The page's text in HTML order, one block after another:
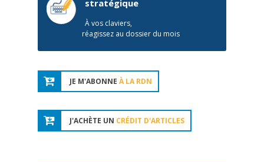
stratégique
À vos claviers,
réagissez au dossier du mois
JE M'ABONNE À LA RDN
J'ACHÈTE UN CRÉDIT D'ARTICLES